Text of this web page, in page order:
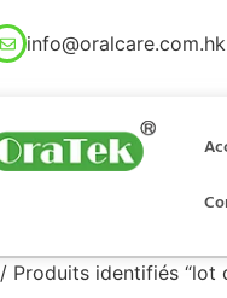
info@oralcare.com.hk
/ Produits identifiés “lot